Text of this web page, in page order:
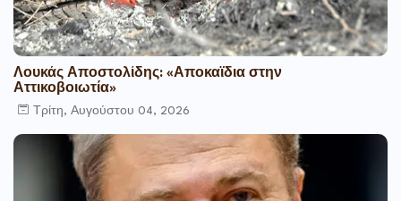
Λουκάς Αποστολίδης: «Αποκαϊδια στην
Αττικοβοιωτία»
Τρίτη, Αυγούστου 04, 2026